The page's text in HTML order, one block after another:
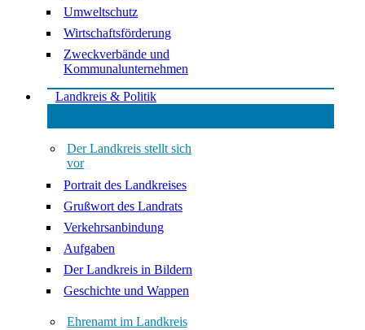
Umweltschutz
Wirtschaftsförderung
Zweckverbände und
Kommunalunternehmen
Landkreis & Politik
Der Landkreis stellt sich
vor
Portrait des Landkreises
Grußwort des Landrats
Verkehrsanbindung
Aufgaben
Der Landkreis in Bildern
Geschichte und Wappen
Ehrenamt im Landkreis